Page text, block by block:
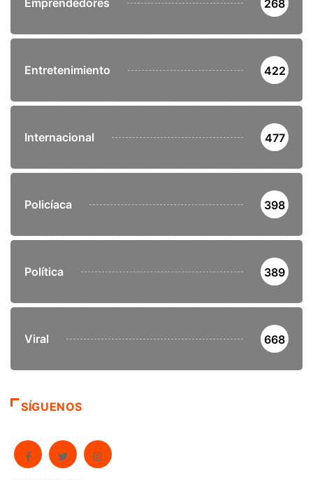
Emprendedores 268
Entretenimiento 422
Internacional 477
Policíaca 398
Política 389
Viral 668
SÍGUENOS